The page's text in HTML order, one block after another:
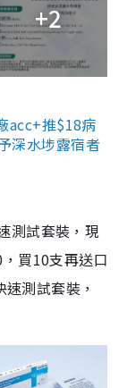
+2
acc+推$18病
深水埗露宿者
測試套裝，現
買10支再送口
測試套裝，